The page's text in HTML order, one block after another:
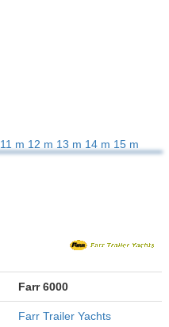
11 m 12 m 13 m 14 m 15 m
Farr 6000
Farr Trailer Yachts